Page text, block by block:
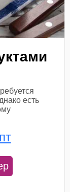
есть